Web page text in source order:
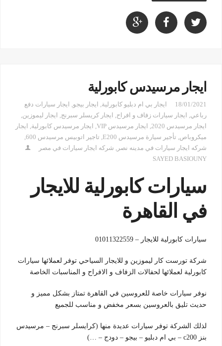
ايجار مرسيدس كابورلية
18/01/2021 ايجار بي ام دبليو كابورلية, ايجار بيجو, ايجار سيارات دفع
رباعي, ايجار سيارات زفاف و افراح, ايجار كريسلر سبرنج, ايجار ليموزين,
ايجار مرسيدس 2020
, ايجار مرسيدس VIP , ايجار مرسيدس كابورلية, ايجار
ميكروباص, تأجير سيارة مرسيدس E200 , تاجير اتوبيس مرسيدس 600
,
شركه ايجار سيارات في مدينه نصر , شركه ايجار سيارات في مصر
SAYED BASIOUNY
سيارات كابورلية للايجار
في القاهرة
سيارات كابورلية للايجار – 01011322559
شركة تورست كار ليموزين و للايجار السياحي توفر لعملائها سيارات
كابورلية لعملائها لحفالات الزفاف و الافراح و المناسبات الخاصة
نوفر سيارات خاصة للعروسين في القاهرة تمتاز بشكل مميز و
حديث تليق بالعروسين بسعر مخفض و مناسب للجميع
لذلك الشركة توفر سيارات عديدة منها (كرايسلر سبرنج – مرسيدس
بنز c200 – بي ام دبليو – بيجو – دودج – …)